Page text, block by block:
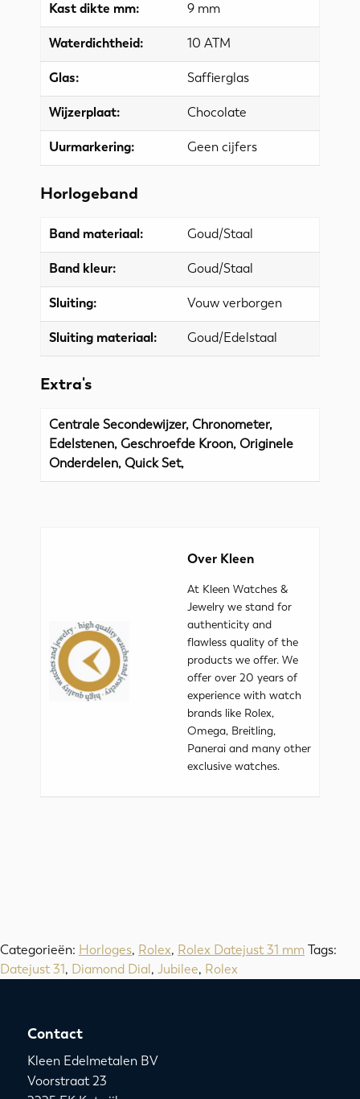
Kast dikte mm: 9 mm
Waterdichtheid: 10 ATM
Glas: Saffierglas
Wijzerplaat: Chocolate
Uurmarkering: Geen cijfers
Horlogeband
Band materiaal: Goud/Staal
Band kleur: Goud/Staal
Sluiting: Vouw verborgen
Sluiting materiaal: Goud/Edelstaal
Extra's
Centrale Secondewijzer, Chronometer,
Edelstenen, Geschroefde Kroon, Originele
Onderdelen, Quick Set,
Over Kleen
At Kleen Watches &
Jewelry we stand for
authenticity and
flawless quality of the
products we offer. We
offer over 20 years of
experience with watch
brands like Rolex,
Omega, Breitling,
Panerai and many other
exclusive watches.
Categorieën: Horloges, Rolex, Rolex Datejust 31 mm Tags:
Datejust 31, Diamond Dial , Jubilee, Rolex
Contact
Kleen Edelmetalen BV
Voorstraat 23